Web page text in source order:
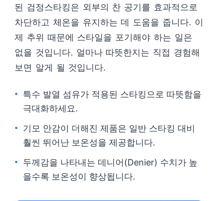
된 검정스타킹은 외부의 찬 공기를 효과적으로
차단하고 체온을 유지하는 데 도움을 줍니다. 이
제 추위 때문에 스타일을 포기해야 하는 일은
없을 것입니다. 얼마나 따뜻한지는 직접 경험해
보면 알게 될 것입니다.
특수 발열 섬유가 적용된 스타킹으로 따뜻함을
극대화하세요.
기모 안감이 더해진 제품은 일반 스타킹 대비
훨씬 뛰어난 보온성을 제공합니다.
두께감을 나타내는 데니어(Denier) 수치가 높
을수록 보온성이 향상됩니다.